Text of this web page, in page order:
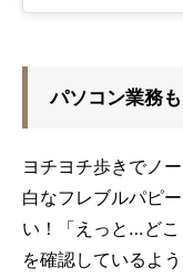
パソコン業務
ヨチヨチ歩きでノ
白なフレブルパピ
い！「えっと…ど
を確認しているよ